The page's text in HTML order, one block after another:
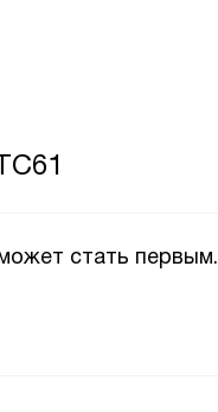
стать первым.